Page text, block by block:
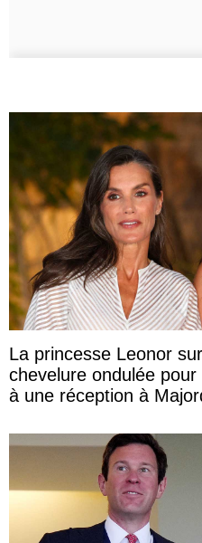
La princesse Leonor
chevelure ondulée
à une réception à